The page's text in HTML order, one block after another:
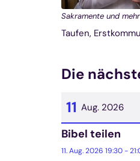
Sakramente und mehr
Taufen,
Die
11 Aug. 2026
Datum: 11. August
Bibel teilen
11. Aug. 2026 19:30 -